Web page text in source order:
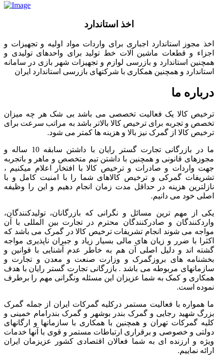
اخذ استاندارد
اخذ مجوز استاندارد اجباری برای واردات مواد اولیه و تجهیزات و
اجزاء و قطعات ماشین آلات خط تولید برای واحدهای تولیدی و
همچنین استاندارد و بازرسی لوازم و تجهیزات شهر بازی در سامانه
استاندارد و همچنین همکاری با شرکتهای بازرسی استاندارد ایران
درباره ما
ترخیص کالا یک فعالیت تخصصی می باشد بی شک هر چه میزان
تخصص و تجربه برای ترخیص کالا بالاتر باشد به مراتب سرعت برای
ترخیص کالا از گمرک نیز بالا و هزینه ها کمتر می شود.
ما در بازرگانی تجارت گستر رایان با داشتن سابقه 10 ساله و
مجوزهای قانونی و همچنین با داشتن تیم متخصص و ماهر و باتجربه
جهت واردات و صادرات و ترخیص کالا با افتخار اعلام میکنیم ،
تشریفات گمرکی و ترخیص کالاهای شما را با امنیت کامل و با
نازلترین هزینه در حداقل مدت زمان انجام دهیم و این را وظیفه
اصلی خود می دانیم.
یکی از مهم ترین مسائل و نگرانی که بازرگانان، تولیدکنندگان،
واردکنندگان و صادرکنندگان محترم در تجارت بین المللی با آن
مواجه می شوند انجام تشریفات ترخیص کالا در گمرک می باشد که
اکثرا با ضرر و زیان های مالی بسیار زیاد و جبران ناپذیری مواجه
گشته اند و دلیل اصلی آن هم به خاطر عدم آشنایی با قوانین و
بخشنامه های بروزگمرک و وزارت صنعت و معدن و تجارت و
سازمانهای مربوطه می باشد . بازرگانی تجارت گستر رایان با هدف
همکاری و کمک به شما عزیزان این مسئله ونگرانی مهم را برطرف
نموده است.
ما همواره با فعالیت مستمر درکلیه گمرکات ایران از جمله گمرک
بزرگ شهید رجایی و گمرک بندر بوشهر و گمرک بندرامام خمینی و
کلیه گمرکات تهران و همچنین با همکاری با سازمانها و ارگانهای
دولتی و خصوصی و برقراری ارتباطات مستمر و قوی با آنها خدمات
ویژه و ارزنده ای به شما فعالان اقتصادی کشور عزیزمان ایران
ارائه نماییم.